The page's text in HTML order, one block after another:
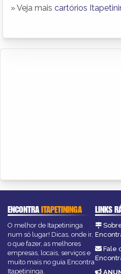
» Veja mais cartórios
ENCONTRAITAPETININGA
O melhor de Itapetininga
num só lugar! Dicas, onde ir,
o que fazer, as melhores
empresas, locais, serviços e
muito mais no guia Encontra
Itapetininga.
LINKS
Fale